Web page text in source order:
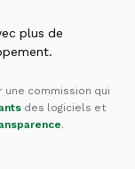
plus de
commission qui
des logiciels et
.